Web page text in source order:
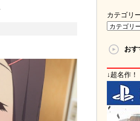
カテゴリ
お
↓超名作！